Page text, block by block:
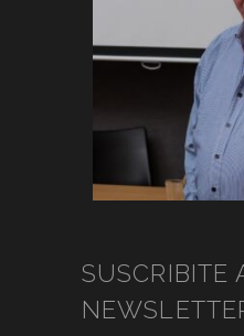
SUSCRIBITE